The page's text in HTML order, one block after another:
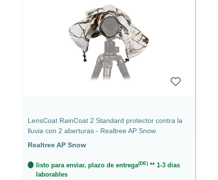
LensCoat RainCoat 2 Standard protector contra la
lluvia con 2 aberturas - Realtree AP Snow
Realtree AP Snow
listo para enviar, plazo de entrega(DE) ** 1-3 dias
laborables